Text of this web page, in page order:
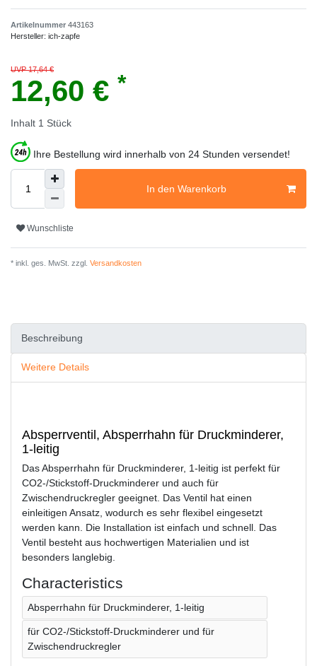
Artikelnummer 443163
Hersteller: ich-zapfe
UVP 17,64 €
12,60 € *
Inhalt 1 Stück
Ihre Bestellung wird innerhalb von 24 Stunden versendet!
In den Warenkorb
Wunschliste
* inkl. ges. MwSt. zzgl. Versandkosten
Beschreibung
Weitere Details
Absperrventil, Absperrhahn für Druckminderer,
1-leitig
Das Absperrhahn für Druckminderer, 1-leitig ist perfekt für
CO2-/Stickstoff-Druckminderer und auch für
Zwischendruckregler geeignet. Das Ventil hat einen
einleitigen Ansatz, wodurch es sehr flexibel eingesetzt
werden kann. Die Installation ist einfach und schnell. Das
Ventil besteht aus hochwertigen Materialien und ist
besonders langlebig.
Characteristics
Absperrhahn für Druckminderer, 1-leitig
für CO2-/Stickstoff-Druckminderer und für
Zwischendruckregler